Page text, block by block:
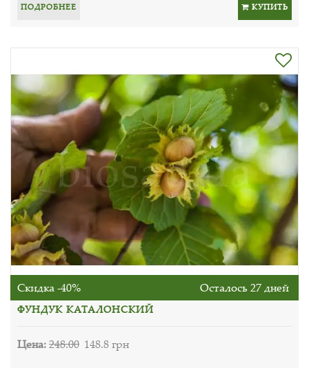
ПОДРОБНЕЕ КУПИТЬ
Скидка -40% Осталось 27 дней
ФУНДУК КАТАЛОНСКИЙ
Цена:248.00 148.8 грн